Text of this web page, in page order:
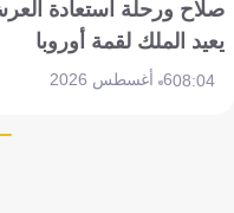
صلاح ورحلة استعادة
يعيد الملك لقمة أوروبا
08:046 أغسطس 2026